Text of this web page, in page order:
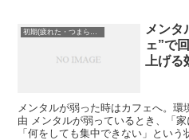
初期(疲れた・つまらない)
メンタ
ェ”で
上げる
メンタルが弱った時はカフェへ。
由 メンタルが弱っているとき、「家
「何をしても集中できない」という